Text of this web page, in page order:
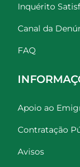
Inquérito
Canal da
FAQ
Apoio ao
Contratação
Avisos